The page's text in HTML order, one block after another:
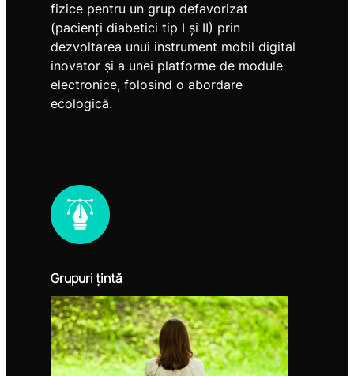
fizice pentru un grup defavorizat
(pacienți diabetici tip I și II) prin
dezvoltarea unui instrument mobil digital
inovator și a unei platforme de module
electronice, folosind o abordare
ecologică.
Grupuri țintă